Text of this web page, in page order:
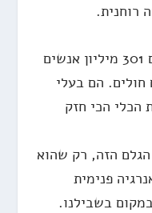
רוחנית.
והנה הרעיון המהפכני: כל אותם 301 מיליון אנשים
הם בעלי
הכלי הכי חזק
הזה, רק שהוא
פנימית
בשבילנו.